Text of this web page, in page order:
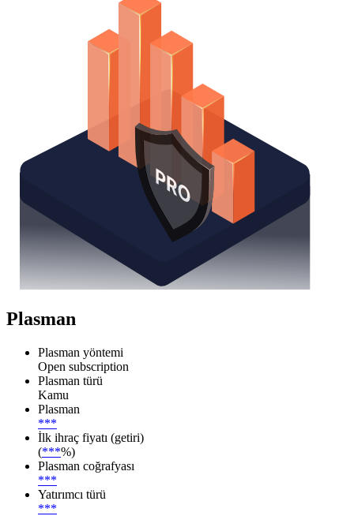
Plasman
Plasman yöntemi
Open subscription
Plasman türü
Kamu
Plasman
***
İlk ihraç fiyatı (getiri)
(***%)
Plasman coğrafyası
***
Yatırımcı türü
***